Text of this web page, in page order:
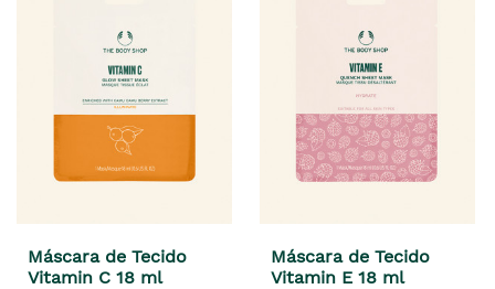
Máscara de Tecido
Vitamin C 18 ml
Máscara de Tecido
Vitamin E 18 ml